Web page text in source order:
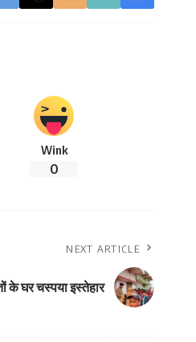
Wink
0
NEXT ARTICLE
के घर चस्पया इस्तेहार